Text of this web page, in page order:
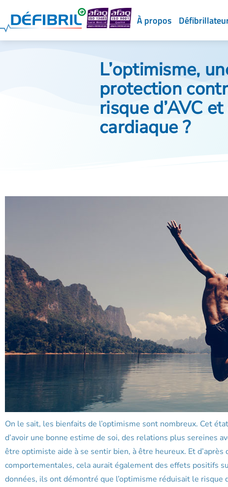
À propos
L’optimisme,
protection
risque d’AVC
cardiaque ?
On le sait, les bienfaits de l’optimisme sont nombreux. Cet
d’avoir une bonne estime de soi, des relations plus sereines
être optimiste aide à se sentir bien, à être heureux. Et
comportementales, cela aurait également des effets positifs
données, ils ont démontré que l’optimisme réduisait le